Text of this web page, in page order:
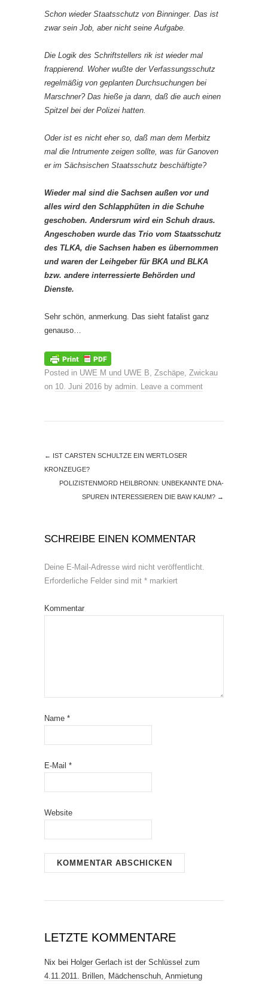
Schon wieder Staatsschutz von Binninger. Das ist
zwar sein Job, aber nicht seine Aufgabe.
Die Logik des Schriftstellers rik ist wieder mal
frappierend. Woher wußte der Verfassungsschutz
regelmäßig von geplanten Durchsuchungen bei
Marschner? Das hieße ja dann, daß die auch einen
Spitzel bei der Polizei hatten.
Oder ist es nicht eher so, daß man dem Merbitz
mal die Intrumente zeigen sollte, was für Ganoven
er im Sächsischen Staatsschutz beschäftigte?
Wieder mal sind die Sachsen außen vor und
alles wird den Schlapphüten in die Schuhe
geschoben. Andersrum wird ein Schuh draus.
Angeschoben wurde das Trio vom Staatsschutz
des TLKA, die Sachsen haben es übernommen
und waren der Leihgeber für BKA und BLKA
bzw. andere interressierte Behörden und
Dienste.
Sehr schön, anmerkung. Das sieht fatalist ganz
genauso…
Posted in UWE M und UWE B Zschäpe Zwickau
on 10. Juni 2016 by admin Leave a comment
← IST CARSTEN SCHULTZE EIN WERTLOSER
KRONZEUGE?
POLIZISTENMORD HEILBRONN: UNBEKANNTE DNA-
SPUREN INTERESSIEREN DIE BAW KAUM? →
SCHREIBE EINEN KOMMENTAR
Deine E-Mail-Adresse wird nicht veröffentlicht.
Erforderliche Felder sind mit * markiert
Kommentar
Name *
E-Mail *
Website
LETZTE KOMMENTARE
Nix bei Holger Gerlach ist der Schlüssel zum
4.11.2011. Brillen, Mädchenschuh, Anmietung